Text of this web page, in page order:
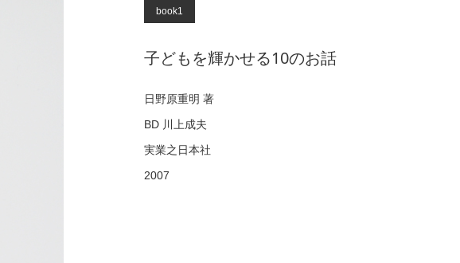
book1
子どもを輝かせる10のお話
日野原重明 著
BD 川上成夫
実業之日本社
2007